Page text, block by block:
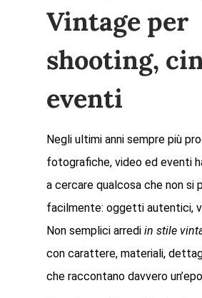
Vintage per
shooting,
eventi
Negli ultimi anni sempre più
fotografiche, video ed eventi
a cercare qualcosa che non si
facilmente: oggetti autentici,
Non semplici arredi in stile
con carattere, materiali,
che raccontano davvero